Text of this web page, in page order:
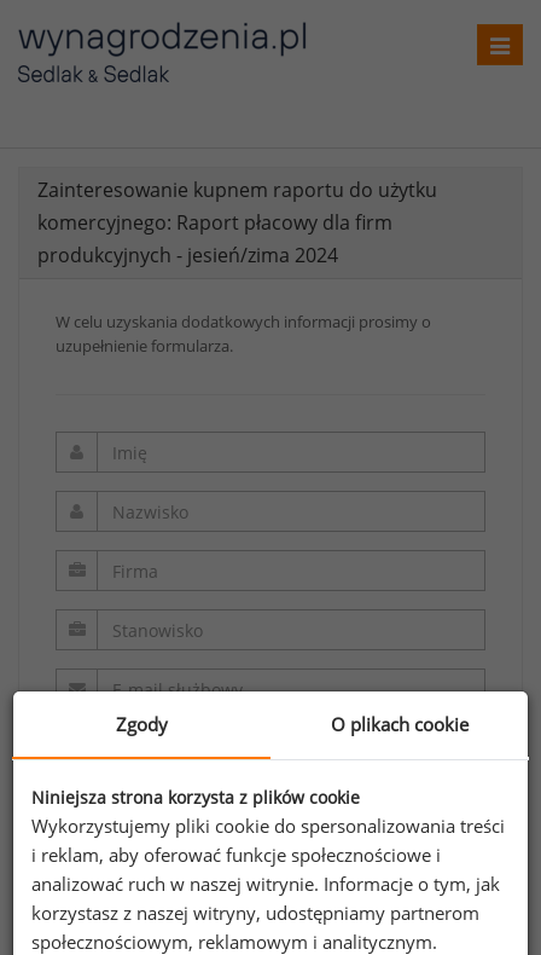
Zainteresowanie kupnem raportu do użytku
komercyjnego: Raport płacowy dla firm
produkcyjnych - jesień/zima 2024
W celu uzyskania dodatkowych informacji prosimy o
uzupełnienie formularza.
Oświadczam, że zapoznałem/zapoznałam się z
regulaminem.
Zgody O plikach cookie
Niniejsza strona korzysta z plików cookie
Wykorzystujemy pliki cookie do spersonalizowania treści
i reklam, aby oferować funkcje społecznościowe i
analizować ruch w naszej witrynie. Informacje o tym, jak
korzystasz z naszej witryny, udostępniamy partnerom
społecznościowym, reklamowym i analitycznym.